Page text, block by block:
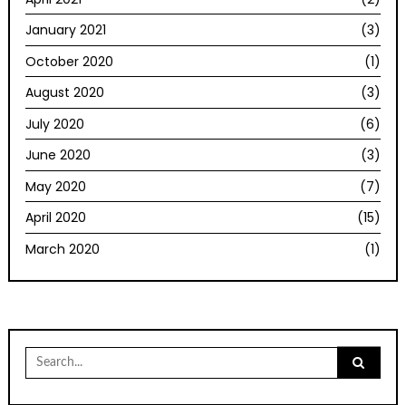
January 2021
(3)
October 2020
(1)
August 2020
(3)
July 2020
(6)
June 2020
(3)
May 2020
(7)
April 2020
(15)
March 2020
(1)
Search
for: